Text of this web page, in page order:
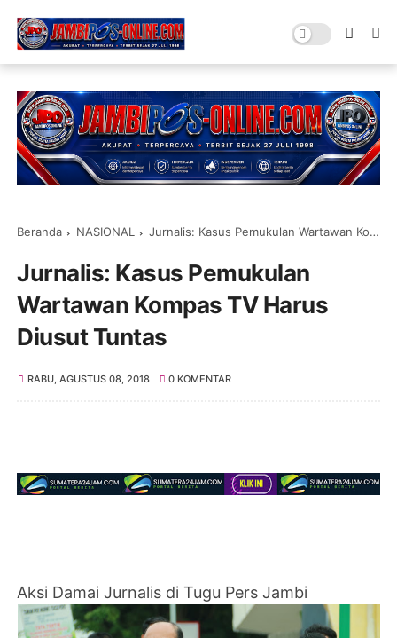
Beranda NASIONAL Jurnalis: Kasus Pemukulan Wartawan Kompas TV Harus Diusut Tuntas
Jurnalis: Kasus Pemukulan
Wartawan Kompas TV Harus
Diusut Tuntas
RABU, AGUSTUS 08, 2018 0 KOMENTAR
Aksi Damai Jurnalis di Tugu Pers Jambi